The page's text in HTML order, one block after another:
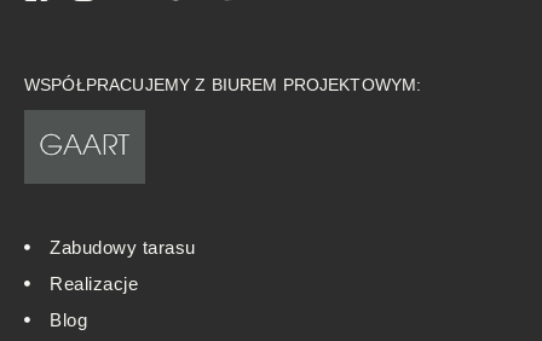
WSPÓŁPRACUJEMY Z BIUREM PROJEKTOWYM:
Zabudowy tarasu
Realizacje
Blog